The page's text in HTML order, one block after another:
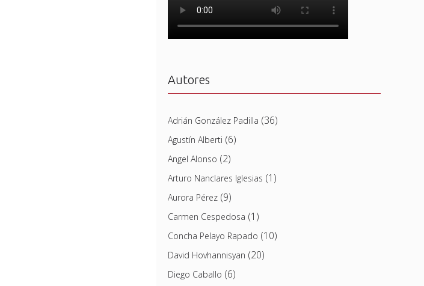
Autores
Adrián González Padilla (36)
Agustín Alberti (6)
Angel Alonso (2)
Arturo Nanclares Iglesias (1)
Aurora Pérez(9)
Carmen Cespedosa (1)
Concha Pelayo Rapado (10)
David Hovhannisyan (20)
Diego Caballo (6)